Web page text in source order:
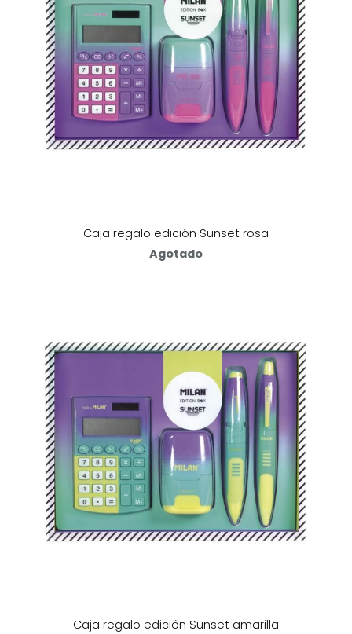
Caja regalo edición Sunset rosa
Agotado
Caja regalo edición Sunset amarilla